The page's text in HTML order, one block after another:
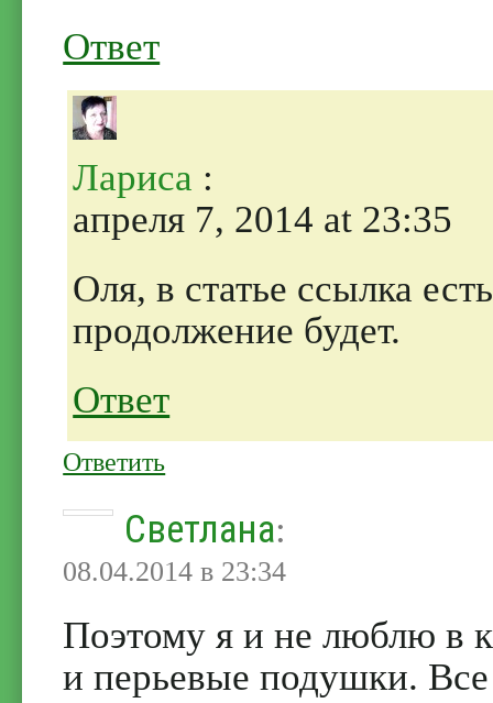
Ответ
Лариса :
апреля 7, 2014 at 23:35
Оля, в статье ссылка
продолжение будет.
Ответ
Ответить
Светлана:
08.04.2014 в 23:34
Поэтому я и не люблю в
и перьевые подушки.